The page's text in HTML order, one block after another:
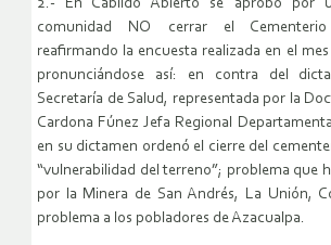
2.- En Cabildo Abierto se aprobó por
comunidad NO cerrar el
reafirmando la encuesta realizada en el
pronunciándose así: en contra del
Secretaría de Salud, representada por la
Cardona Fúnez Jefa Regional
en su dictamen ordenó el cierre del
“vulnerabilidad del terreno”; problema que
por la Minera de San Andrés, La Unión,
problema a los pobladores de Azacualpa.